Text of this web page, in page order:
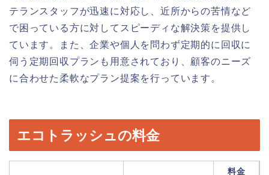
テランスタッフが迅速に対応し、近所からの苦情など
で困っている方に対してスピーディな解決策を提供し
ています。また、企業や個人を問わず定期的に回収に
伺う定期回収プランも用意されており、顧客のニーズ
に合わせた柔軟なプラン提案を行っています。
エコトラッシュの料金
料金